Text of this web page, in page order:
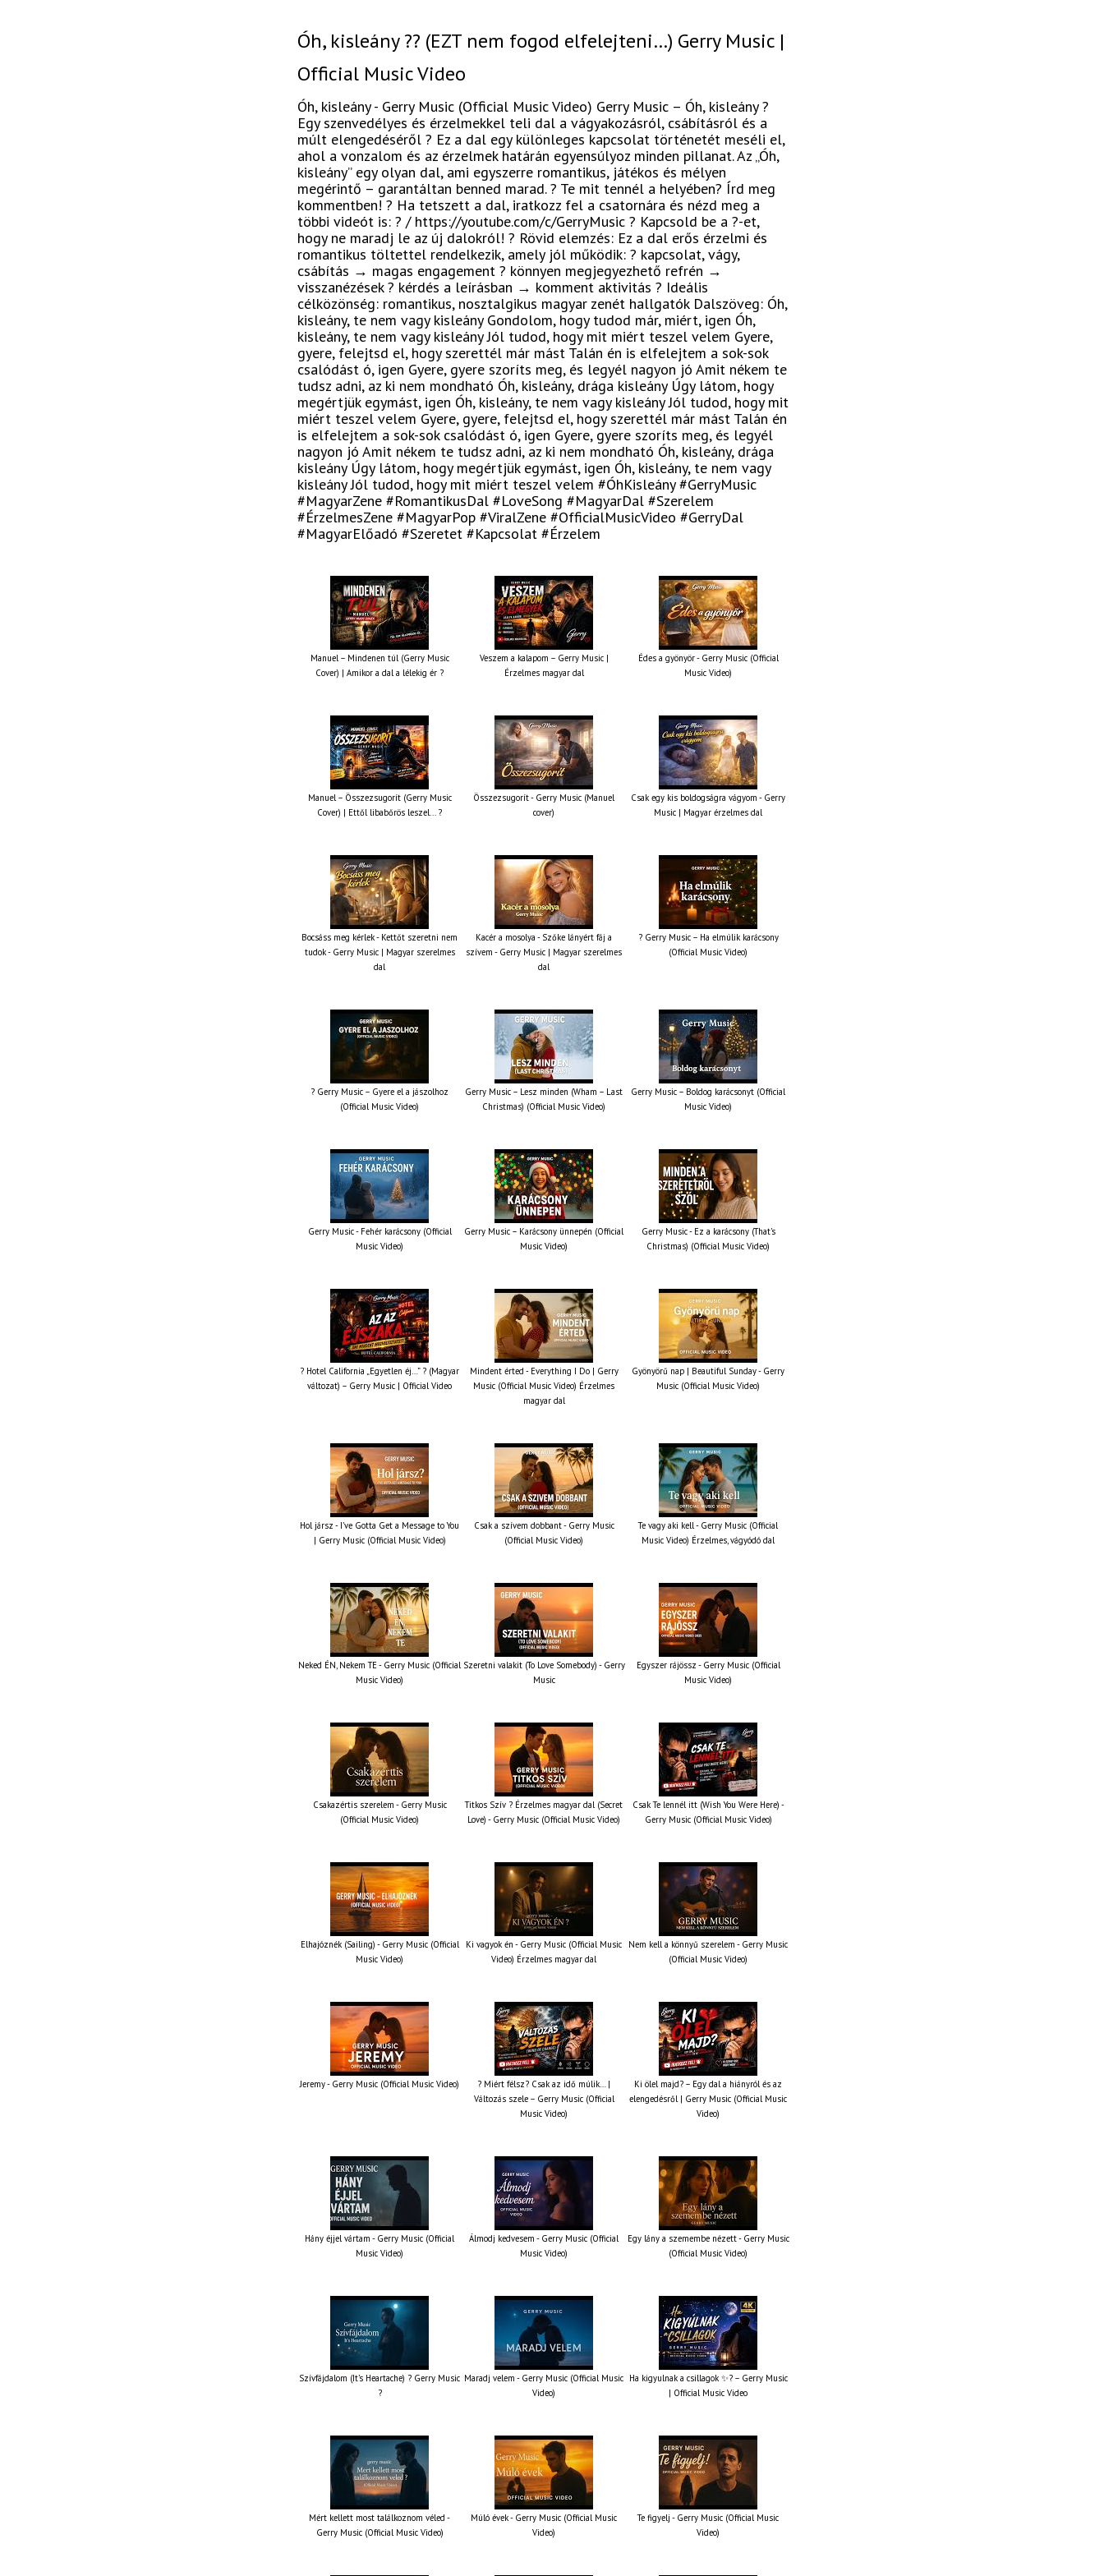
Óh, kisleány ?? (EZT nem fogod elfelejteni…) Gerry Music |
Official Music Video
Óh, kisleány - Gerry Music (Official Music Video) Gerry Music – Óh, kisleány ?
Egy szenvedélyes és érzelmekkel teli dal a vágyakozásról, csábításról és a
múlt elengedéséről ? Ez a dal egy különleges kapcsolat történetét meséli el,
ahol a vonzalom és az érzelmek határán egyensúlyoz minden pillanat. Az „Óh,
kisleány” egy olyan dal, ami egyszerre romantikus, játékos és mélyen
megérintő – garantáltan benned marad. ? Te mit tennél a helyében? Írd meg
kommentben! ? Ha tetszett a dal, iratkozz fel a csatornára és nézd meg a
többi videót is: ? / https://youtube.com/c/GerryMusic ? Kapcsold be a ?-et,
hogy ne maradj le az új dalokról! ? Rövid elemzés: Ez a dal erős érzelmi és
romantikus töltettel rendelkezik, amely jól működik: ? kapcsolat, vágy,
csábítás → magas engagement ? könnyen megjegyezhető refrén →
visszanézések ? kérdés a leírásban → komment aktivitás ? Ideális
célközönség: romantikus, nosztalgikus magyar zenét hallgatók Dalszöveg: Óh,
kisleány, te nem vagy kisleány Gondolom, hogy tudod már, miért, igen Óh,
kisleány, te nem vagy kisleány Jól tudod, hogy mit miért teszel velem Gyere,
gyere, felejtsd el, hogy szerettél már mást Talán én is elfelejtem a sok-sok
csalódást ó, igen Gyere, gyere szoríts meg, és legyél nagyon jó Amit nékem te
tudsz adni, az ki nem mondható Óh, kisleány, drága kisleány Úgy látom, hogy
megértjük egymást, igen Óh, kisleány, te nem vagy kisleány Jól tudod, hogy mit
miért teszel velem Gyere, gyere, felejtsd el, hogy szerettél már mást Talán én
is elfelejtem a sok-sok csalódást ó, igen Gyere, gyere szoríts meg, és legyél
nagyon jó Amit nékem te tudsz adni, az ki nem mondható Óh, kisleány, drága
kisleány Úgy látom, hogy megértjük egymást, igen Óh, kisleány, te nem vagy
kisleány Jól tudod, hogy mit miért teszel velem #ÓhKisleány #GerryMusic
#MagyarZene #RomantikusDal #LoveSong #MagyarDal #Szerelem
#ÉrzelmesZene #MagyarPop #ViralZene #OfficialMusicVideo #GerryDal
#MagyarElőadó #Szeretet #Kapcsolat #Érzelem
Manuel – Mindenen túl (Gerry Music
Cover) | Amikor a dal a lélekig ér ?
Veszem a kalapom – Gerry Music |
Érzelmes magyar dal
Édes a gyönyör - Gerry Music (Official
Music Video)
Manuel – Összezsugorít (Gerry Music
Cover) | Ettől libabőrös leszel... ?
Összezsugorít - Gerry Music (Manuel
cover)
Csak egy kis boldogságra vágyom - Gerry
Music | Magyar érzelmes dal
Bocsáss meg kérlek - Kettőt szeretni nem
tudok - Gerry Music | Magyar szerelmes
dal
Kacér a mosolya - Szőke lányért fáj a
szívem - Gerry Music | Magyar szerelmes
dal
? Gerry Music – Ha elmúlik karácsony
(Official Music Video)
? Gerry Music – Gyere el a jászolhoz
(Official Music Video)
Gerry Music – Lesz minden (Wham – Last
Christmas) (Official Music Video)
Gerry Music – Boldog karácsonyt (Official
Music Video)
Gerry Music - Fehér karácsony (Official
Music Video)
Gerry Music – Karácsony ünnepén (Official
Music Video)
Gerry Music - Ez a karácsony (That's
Christmas) (Official Music Video)
? Hotel California „Egyetlen éj…” ? (Magyar
változat) – Gerry Music | Official Video
Mindent érted - Everything I Do | Gerry
Music (Official Music Video) Érzelmes
magyar dal
Gyönyörű nap | Beautiful Sunday - Gerry
Music (Official Music Video)
Hol jársz - I've Gotta Get a Message to You
| Gerry Music (Official Music Video)
Csak a szívem dobbant - Gerry Music
(Official Music Video)
Te vagy aki kell - Gerry Music (Official
Music Video) Érzelmes, vágyódó dal
Neked ÉN, Nekem TE - Gerry Music (Official
Music Video)
Szeretni valakit (To Love Somebody) - Gerry
Music
Egyszer rájössz - Gerry Music (Official
Music Video)
Csakazértis szerelem - Gerry Music
(Official Music Video)
Titkos Szív ? Érzelmes magyar dal (Secret
Love) - Gerry Music (Official Music Video)
Csak Te lennél itt (Wish You Were Here) -
Gerry Music (Official Music Video)
Elhajóznék (Sailing) - Gerry Music (Official
Music Video)
Ki vagyok én - Gerry Music (Official Music
Video) Érzelmes magyar dal
Nem kell a könnyű szerelem - Gerry Music
(Official Music Video)
Jeremy - Gerry Music (Official Music Video)
? Miért félsz? Csak az idő múlik… |
Változás szele – Gerry Music (Official
Music Video)
Ki ölel majd? – Egy dal a hiányról és az
elengedésről | Gerry Music (Official Music
Video)
Hány éjjel vártam - Gerry Music (Official
Music Video)
Álmodj kedvesem - Gerry Music (Official
Music Video)
Egy lány a szemembe nézett - Gerry Music
(Official Music Video)
Szívfájdalom (It’s Heartache) ? Gerry Music
?
Maradj velem - Gerry Music (Official Music
Video)
Ha kigyulnak a csillagok ✨? – Gerry Music
| Official Music Video
Mért kellett most találkoznom véled -
Gerry Music (Official Music Video)
Múló évek - Gerry Music (Official Music
Video)
Te figyelj - Gerry Music (Official Music
Video)